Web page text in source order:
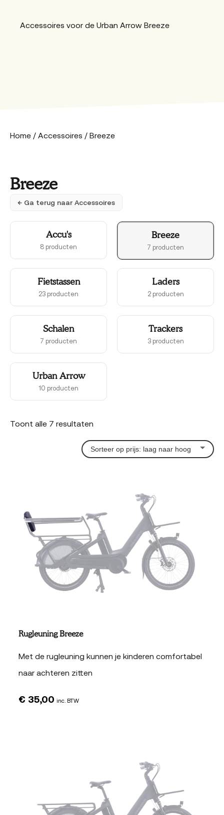
Accessoires voor de Urban Arrow Breeze
Home / Accessoires / Breeze
Breeze
← Ga terug naar Accessoires
Accu's
8 producten
Breeze
7 producten
Fietstassen
23 producten
Laders
2 producten
Schalen
7 producten
Trackers
3 producten
Urban Arrow
10 producten
Toont alle 7 resultaten
op
prijs:
Rugleuning Breeze
Met de rugleuning kunnen je kinderen comfortabel
naar achteren zitten
€ 35,00 inc. BTW